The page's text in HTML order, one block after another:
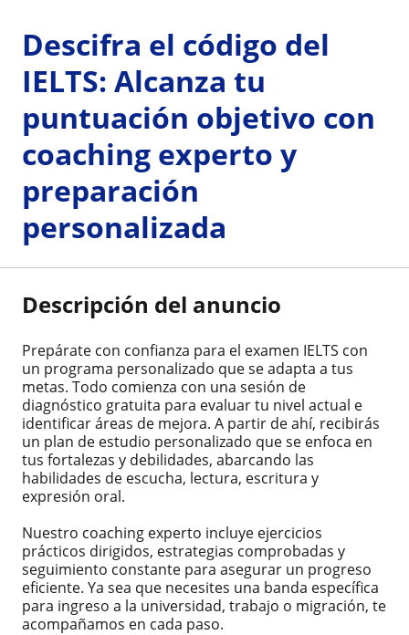
Descifra el código del
IELTS: Alcanza tu
puntuación objetivo con
coaching experto y
preparación
personalizada
Descripción del anuncio
Prepárate con confianza para el examen IELTS con
un programa personalizado que se adapta a tus
metas. Todo comienza con una sesión de
diagnóstico gratuita para evaluar tu nivel actual e
identificar áreas de mejora. A partir de ahí, recibirás
un plan de estudio personalizado que se enfoca en
tus fortalezas y debilidades, abarcando las
habilidades de escucha, lectura, escritura y
expresión oral.
Nuestro coaching experto incluye ejercicios
prácticos dirigidos, estrategias comprobadas y
seguimiento constante para asegurar un progreso
eficiente. Ya sea que necesites una banda específica
para ingreso a la universidad, trabajo o migración, te
acompañamos en cada paso.